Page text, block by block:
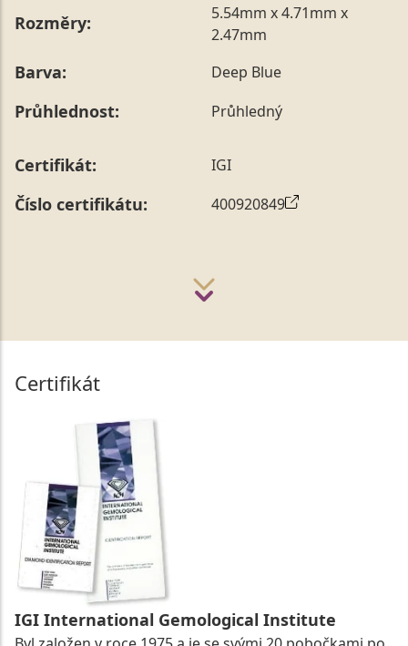
Rozměry:
5.54mm x 4.71mm x
2.47mm
Barva: Deep Blue
Průhlednost: Průhledný
Certifikát: IGI
Číslo certifikátu: 400920849
Certifikát
IGI International Gemological Institute